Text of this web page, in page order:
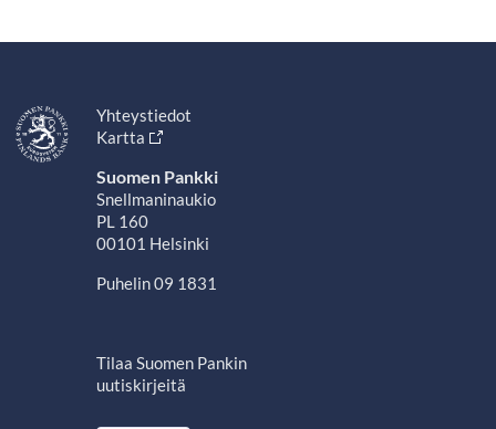
Yhteystiedot
Kartta
Suomen Pankki
Snellmaninaukio
PL 160
00101 Helsinki
Puhelin 09 1831
Tilaa Suomen Pankin
uutiskirjeitä